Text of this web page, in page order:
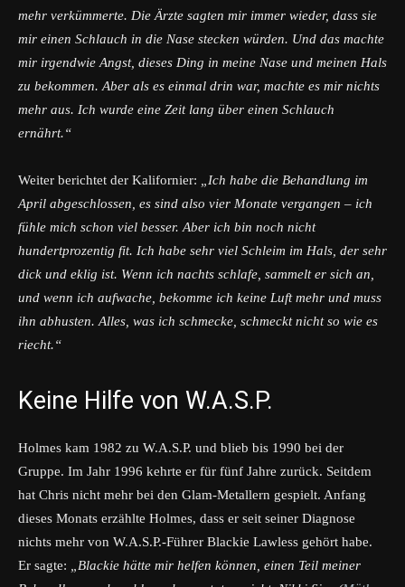
mehr verkümmerte. Die Ärzte sagten mir immer wieder, dass sie
mir einen Schlauch in die Nase stecken würden. Und das machte
mir irgendwie Angst, dieses Ding in meine Nase und meinen Hals
zu bekommen. Aber als es einmal drin war, machte es mir nichts
mehr aus. Ich wurde eine Zeit lang über einen Schlauch
ernährt.“
Weiter berichtet der Kalifornier:
„Ich habe die Behandlung im
April abgeschlossen, es sind also vier Monate vergangen – ich
fühle mich schon viel besser. Aber ich bin noch nicht
hundertprozentig fit. Ich habe sehr viel Schleim im Hals, der sehr
dick und eklig ist. Wenn ich nachts schlafe, sammelt er sich an,
und wenn ich aufwache, bekomme ich keine Luft mehr und muss
ihn abhusten. Alles, was ich schmecke, schmeckt nicht so wie es
riecht.“
Keine Hilfe von W.A.S.P.
Holmes kam 1982 zu W.A.S.P. und blieb bis 1990 bei der
Gruppe. Im Jahr 1996 kehrte er für fünf Jahre zurück. Seitdem
hat Chris nicht mehr bei den Glam-Metallern gespielt. Anfang
dieses Monats erzählte Holmes, dass er seit seiner Diagnose
nichts mehr von W.A.S.P.-Führer Blackie Lawless gehört habe.
Er sagte:
„Blackie hätte mir helfen können, einen Teil meiner